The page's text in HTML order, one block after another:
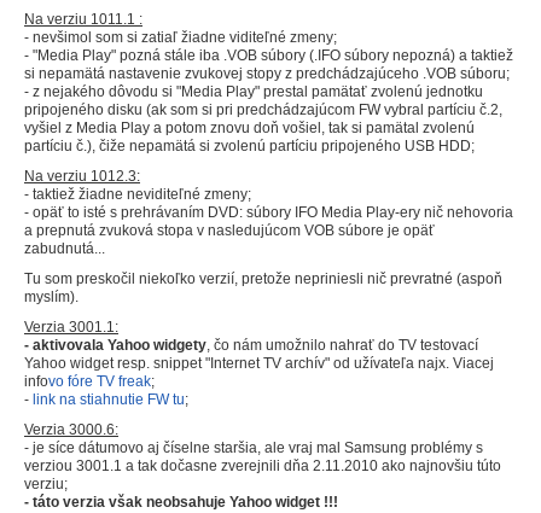
Na verziu 1011.1 :
- nevšimol som si zatiaľ žiadne viditeľné zmeny;
- "Media Play" pozná stále iba .VOB súbory (.IFO súbory nepozná) a taktiež
si nepamätá nastavenie zvukovej stopy z predchádzajúceho .VOB súboru;
- z nejakého dôvodu si "Media Play" prestal pamätať zvolenú jednotku
pripojeného disku (ak som si pri predchádzajúcom FW vybral partíciu č.2,
vyšiel z Media Play a potom znovu doň vošiel, tak si pamätal zvolenú
partíciu č.), čiže nepamätá si zvolenú partíciu pripojeného USB HDD;
Na verziu 1012.3:
- taktiež žiadne neviditeľné zmeny;
- opäť to isté s prehrávaním DVD: súbory IFO Media Play-ery nič nehovoria
a prepnutá zvuková stopa v nasledujúcom VOB súbore je opäť
zabudnutá...
Tu som preskočil niekoľko verzií, pretože nepriniesli nič prevratné (aspoň
myslím).
Verzia 3001.1:
- aktivovala Yahoo widgety, čo nám umožnilo nahrať do TV testovací
Yahoo widget resp. snippet "Internet TV archív" od užívateľa najx. Viacej
infovo fóre TV freak;
- link na stiahnutie FW tu;
Verzia 3000.6:
- je síce dátumovo aj číselne staršia, ale vraj mal Samsung problémy s
verziou 3001.1 a tak dočasne zverejnili dňa 2.11.2010 ako najnovšiu túto
verziu;
- táto verzia však neobsahuje Yahoo widget !!!